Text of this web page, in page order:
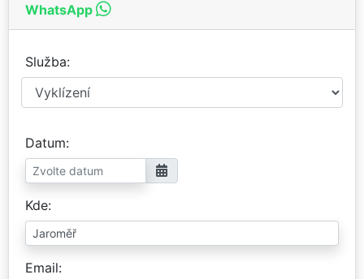
WhatsApp
Služba
Datum
Kde
Email